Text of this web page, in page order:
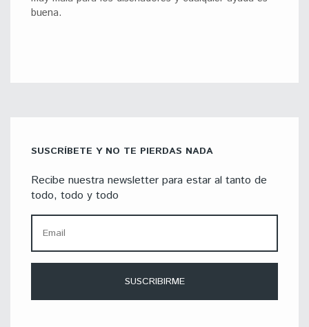
buena.
SUSCRÍBETE Y NO TE PIERDAS NADA
Recibe nuestra newsletter para estar al tanto de
todo, todo y todo